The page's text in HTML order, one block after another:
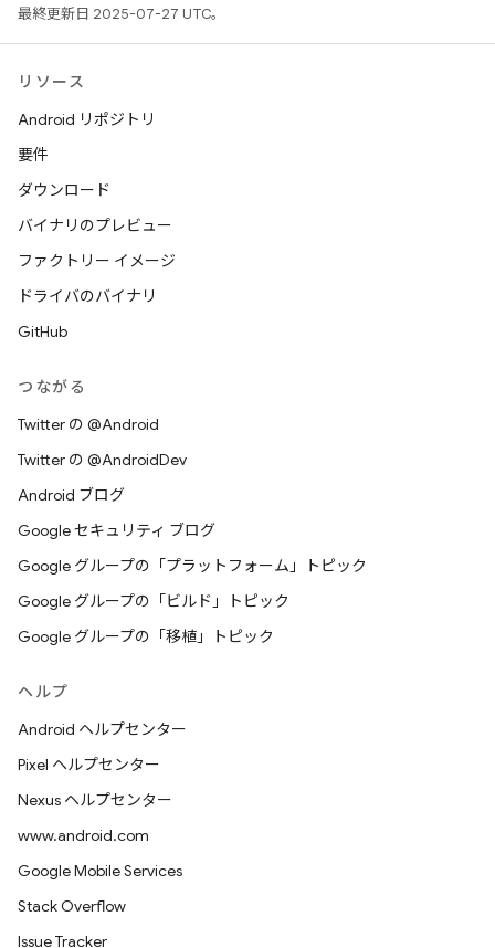
最終更新日 2025-07-27 UTC。
リソース
Android リポジトリ
要件
ダウンロード
バイナリのプレビュー
ファクトリー イメージ
ドライバのバイナリ
GitHub
つながる
Twitter の @Android
Twitter の @AndroidDev
Android ブログ
Google セキュリティ ブログ
Google グループの「プラットフォーム」トピック
Google グループの「ビルド」トピック
Google グループの「移植」トピック
ヘルプ
Android ヘルプセンター
Pixel ヘルプセンター
Nexus ヘルプセンター
www.android.com
Google Mobile Services
Stack Overflow
Issue Tracker